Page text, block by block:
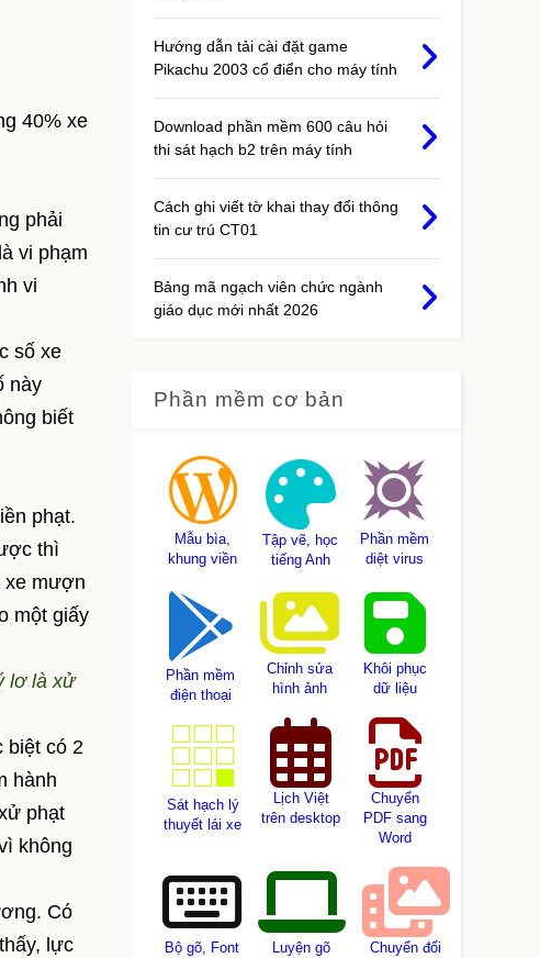
40% xe
phải
vi phạm
vi
số xe
này
biết
phạt.
thì
xe mượn
một giấy
lơ là xử
biệt có 2
hành
phạt
không
Có
lực
Hướng dẫn tải cài đặt game
Pikachu 2003 cổ điển cho máy tính
Download phần mềm 600 câu hỏi
thi sát hạch b2 trên máy tính
Cách ghi viết tờ khai thay đổi thông
tin cư trú CT01
Bảng mã ngạch viên chức ngành
giáo dục mới nhất 2026
Phần mềm cơ bản
Mẫu bìa,
khung viền
Tập vẽ, học
tiếng Anh
Phần mềm
diệt virus
Phần mềm
điện thoại
Chỉnh sửa
hình ảnh
Khôi phục
dữ liệu
Sát hạch lý
thuyết lái xe
Lịch Việt
trên desktop
Chuyển
PDF sang
Word
Bộ gõ, Font
Luyện gõ
Chuyển đổi